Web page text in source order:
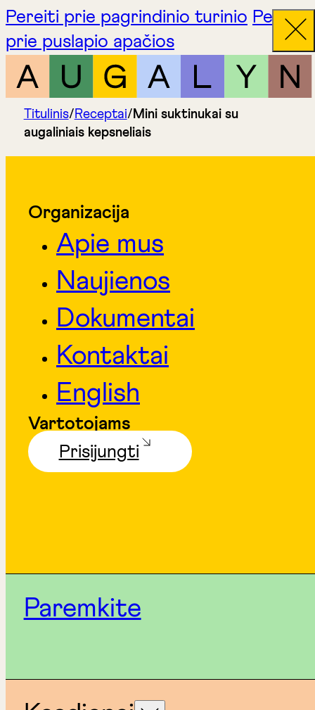
Pereiti prie pagrindinio turinio Pereiti
prie puslapio apačios
Titulinis/Receptai/ Mini suktinukai su
augaliniais kepsneliais
Organizacija
Apie mus
Naujienos
Dokumentai
Kontaktai
English
Vartotojams
Prisijungti
Paremkite